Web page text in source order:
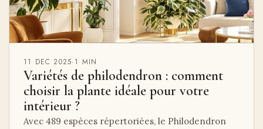
11 DEC 2025·1 MIN
Variétés de philodendron : comment
choisir la plante idéale pour votre
intérieur ?
Avec 489 espèces répertoriées, le Philodendron